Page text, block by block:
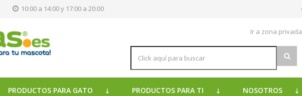
10:00 a 14:00 y 17:00 a 20:00
Ir a zona privada
PRODUCTOS PARA GATO PRODUCTOS PARA TI NOSOTROS